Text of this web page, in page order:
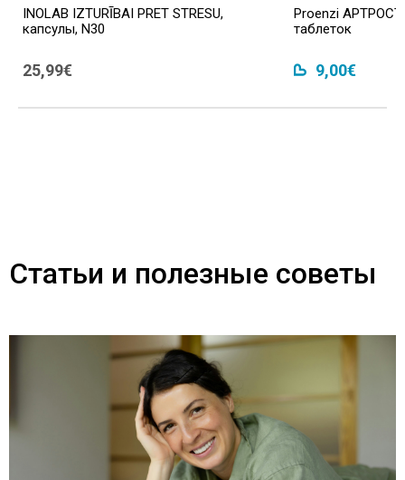
INOLAB IZTURĪBAI PRET STRESU,
капсулы, N30
25,99€
Proenzi
таблеток
9,00€
Статьи и полезные советы